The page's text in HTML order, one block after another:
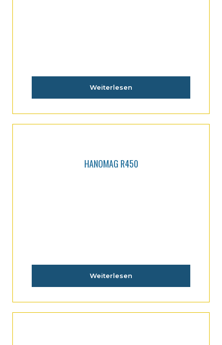
Weiterlesen
HANOMAG R450
Weiterlesen